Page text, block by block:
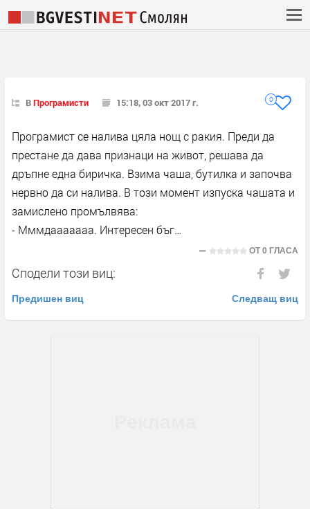
ВПрограмисти 15:18, 03 окт 2017 г. 0
Програмист се налива цяла нощ с ракия. Преди да
престане да дава признаци на живот, решава да
дръпне една биричка. Взима чаша, бутилка и започва
нервно да си налива. В този момент изпуска чашата и
замислено промълвява:
- Мммдааааааа. Интересен бъг…
ОТ0 ГЛАСА
Сподели този виц:
Предишен виц Следващ виц